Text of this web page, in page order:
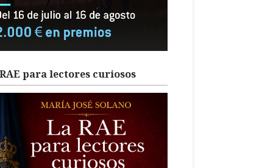
para lectores curiosos